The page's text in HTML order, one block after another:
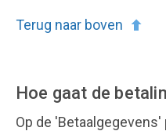
Terug naar boven
Hoe gaat de
Op de